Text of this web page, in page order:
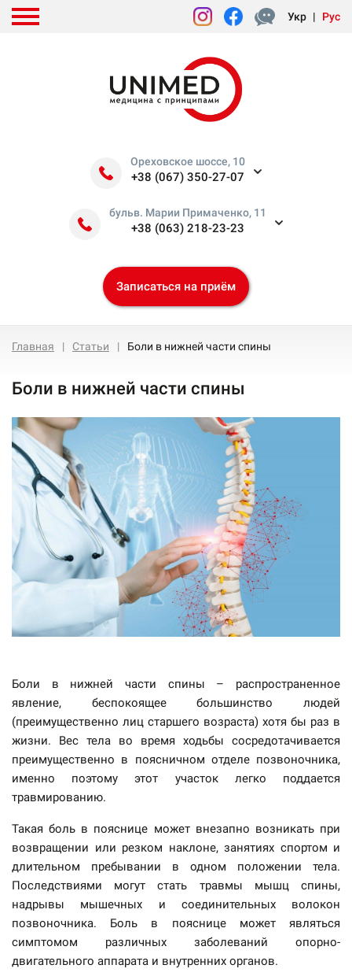
Укр | Рус
Ореховское шоссе, 10
+38 (067) 350-27-07
бульв. Марии Примаченко, 11
+38 (063) 218-23-23
Записаться на приём
Главная Статьи Боли в нижней части спины
Боли в нижней части спины
Боли в нижней части спины – распространенное
явление, беспокоящее большинство людей
(преимущественно лиц старшего возраста) хотя бы раз в
жизни. Вес тела во время ходьбы сосредотачивается
преимущественно в поясничном отделе позвоночника,
именно поэтому этот участок легко поддается
травмированию.
Такая боль в пояснице может внезапно возникать при
возвращении или резком наклоне, занятиях спортом и
длительном пребывании в одном положении тела.
Последствиями могут стать травмы мышц спины,
надрывы мышечных и соединительных волокон
позвоночника. Боль в пояснице может являться
симптомом различных заболеваний опорно-
двигательного аппарата и внутренних органов.